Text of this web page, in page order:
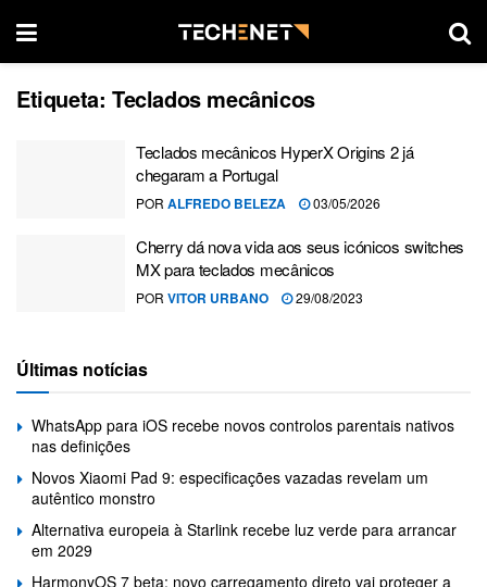
Etiqueta: Teclados mecânicos
Teclados mecânicos HyperX Origins 2 já
chegaram a Portugal
POR ALFREDO BELEZA 03/05/2026
Cherry dá nova vida aos seus icónicos switches
MX para teclados mecânicos
POR VITOR URBANO 29/08/2023
Últimas notícias
WhatsApp para iOS recebe novos controlos parentais nativos
nas definições
Novos Xiaomi Pad 9: especificações vazadas revelam um
autêntico monstro
Alternativa europeia à Starlink recebe luz verde para arrancar
em 2029
HarmonyOS 7 beta: novo carregamento direto vai proteger a